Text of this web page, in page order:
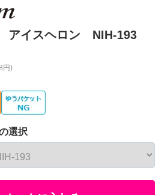
アイスヘロン NIH-193
円)
選択